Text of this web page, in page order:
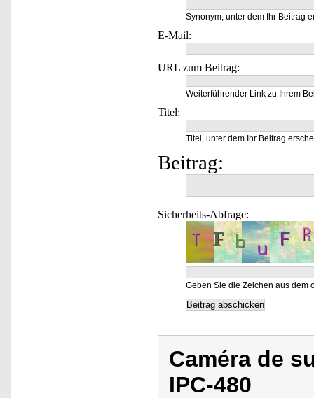
Synonym, unter dem Ihr Beitrag
E-Mail:
URL zum Beitrag:
Weiterführender Link zu Ihrem
Titel:
Titel, unter dem Ihr Beitrag
Beitrag:
Sicherheits-Abfrage:
Geben Sie die Zeichen aus dem
Caméra de
IPC-480